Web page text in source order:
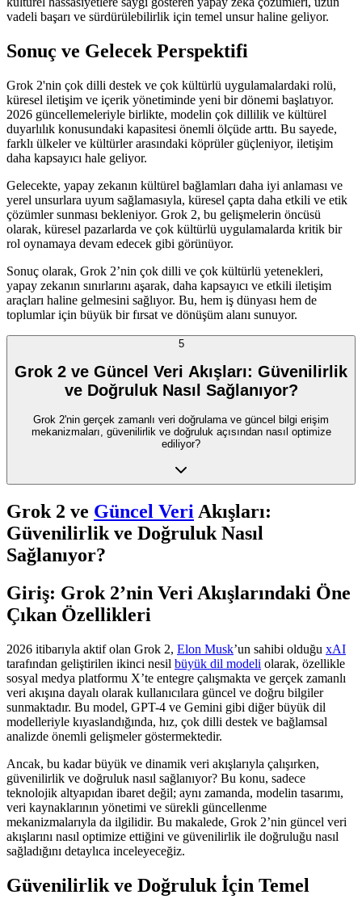
vadeli başarı ve sürdürülebilirlik için temel unsur haline geliyor.
Sonuç ve Gelecek Perspektifi
Grok 2'nin çok dilli destek ve çok kültürlü uygulamalardaki rolü,
küresel iletişim ve içerik yönetiminde yeni bir dönemi başlatıyor.
2026 güncellemeleriyle birlikte, modelin çok dillilik ve kültürel
duyarlılık konusundaki kapasitesi önemli ölçüde arttı. Bu sayede,
farklı ülkeler ve kültürler arasındaki köprüler güçleniyor, iletişim
daha kapsayıcı hale geliyor.
Gelecekte, yapay zekanın kültürel bağlamları daha iyi anlaması ve
yerel unsurlara uyum sağlamasıyla, küresel çapta daha etkili ve etik
çözümler sunması bekleniyor. Grok 2, bu gelişmelerin öncüsü
olarak, küresel pazarlarda ve çok kültürlü uygulamalarda kritik bir
rol oynamaya devam edecek gibi görünüyor.
Sonuç olarak, Grok 2’nin çok dilli ve çok kültürlü yetenekleri,
yapay zekanın sınırlarını aşarak, daha kapsayıcı ve etkili iletişim
araçları haline gelmesini sağlıyor. Bu, hem iş dünyası hem de
toplumlar için büyük bir fırsat ve dönüşüm alanı sunuyor.
5
Grok 2 ve Güncel Veri Akışları: Güvenilirlik
ve Doğruluk Nasıl Sağlanıyor?
Grok 2'nin gerçek zamanlı veri doğrulama ve güncel bilgi erişim
mekanizmaları, güvenilirlik ve doğruluk açısından nasıl optimize
ediliyor?
Grok 2 ve Güncel Veri Akışları:
Güvenilirlik ve Doğruluk Nasıl
Sağlanıyor?
Giriş: Grok 2’nin Veri Akışlarındaki Öne
Çıkan Özellikleri
2026 itibarıyla aktif olan Grok 2, Elon Musk’un sahibi olduğu xAI
tarafından geliştirilen ikinci nesil büyük dil modeli olarak, özellikle
sosyal medya platformu X’te entegre çalışmakta ve gerçek zamanlı
veri akışına dayalı olarak kullanıcılara güncel ve doğru bilgiler
sunmaktadır. Bu model, GPT-4 ve Gemini gibi diğer büyük dil
modelleriyle kıyaslandığında, hız, çok dilli destek ve bağlamsal
analizde önemli gelişmeler göstermektedir.
Ancak, bu kadar büyük ve dinamik veri akışlarıyla çalışırken,
güvenilirlik ve doğruluk nasıl sağlanıyor? Bu konu, sadece
teknolojik altyapıdan ibaret değil; aynı zamanda, modelin tasarımı,
veri kaynaklarının yönetimi ve sürekli güncellenme
mekanizmalarıyla da ilgilidir. Bu makalede, Grok 2’nin güncel veri
akışlarını nasıl optimize ettiğini ve güvenilirlik ile doğruluğu nasıl
sağladığını detaylıca inceleyeceğiz.
Güvenilirlik ve Doğruluk İçin Temel